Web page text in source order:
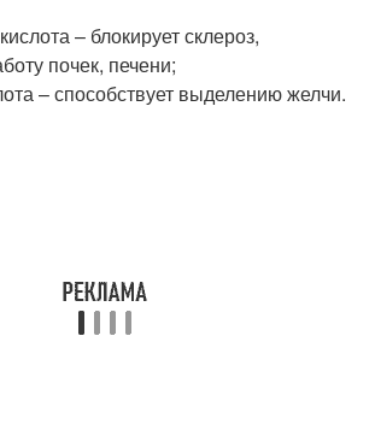
– блокирует склероз,
почек, печени;
– способствует выделению желчи.